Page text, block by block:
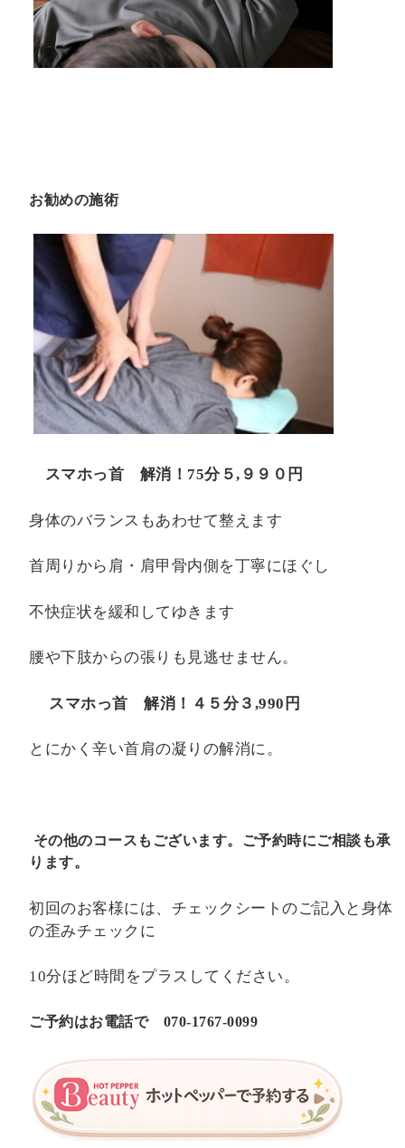
お勧めの施術
スマホっ首 解消！ 75分５, ９９０円
身体のバランスもあわせて整えます
首周りから肩・肩甲骨内側を丁寧にほぐし
不快症状を緩和してゆきます
腰や下肢からの張りも見逃せません。
スマホっ首 解消！４５分３ ,990 円
とにかく辛い首肩の凝りの解消に。
その他のコースもございます。ご予約時にご相談も承
ります。
初回のお客様には、チェックシートのご記入と身体
の歪みチェックに
10分ほど時間をプラスしてください。
ご予約はお電話で 070-1767-0099